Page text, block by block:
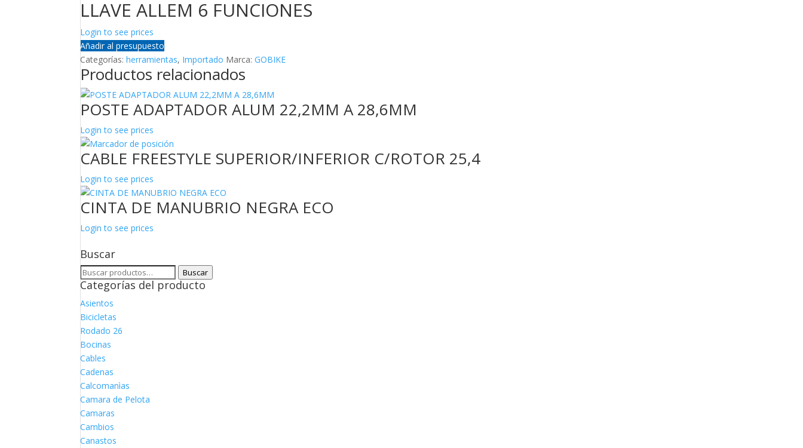
LLAVE ALLEM 6 FUNCIONES
Login to see prices
Añadir al presupuesto
Categorías:herramientas, Importado Marca:GOBIKE
Productos relacionados
POSTE ADAPTADOR ALUM 22,2MM A 28,6MM
Login to see prices
CABLE FREESTYLE SUPERIOR/INFERIOR C/ROTOR 25,4
Login to see prices
CINTA DE MANUBRIO NEGRA ECO
Login to see prices
Buscar
Buscar
por:
Buscar
Categorías del producto
Asientos
Bicicletas
Rodado 26
Bocinas
Cables
Cadenas
Calcomanìas
Camara de Pelota
Camaras
Cambios
Canastos